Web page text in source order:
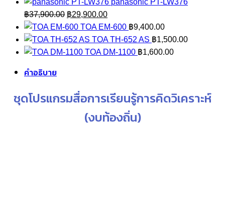
฿37,900.00 Original
price
was:
฿37,900.00.
฿29,900.00Current
price
is:
฿29,900.00.
TOA EM-600 ฿9,400.00
TOA TH-652 AS ฿1,500.00
TOA DM-1100 ฿1,600.00
คำอธิบาย
ชุดโปรแกรมสื่อการเรียนรู้การคิดวิเคราะห์
(งบท้องถิ่น)